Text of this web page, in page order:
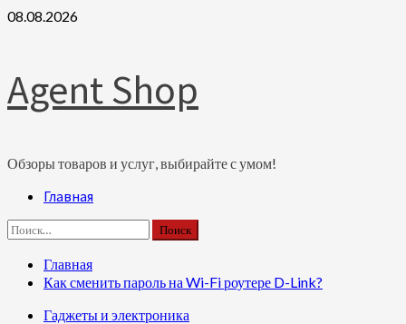
Перейти
08.08.2026
Agent Shop
Обзоры товаров и услуг, выбирайте с умом!
ОсновноеГлавная
Найти:
Главная
Как сменить пароль на Wi-Fi роутере D-Link?
Гаджеты и электроника